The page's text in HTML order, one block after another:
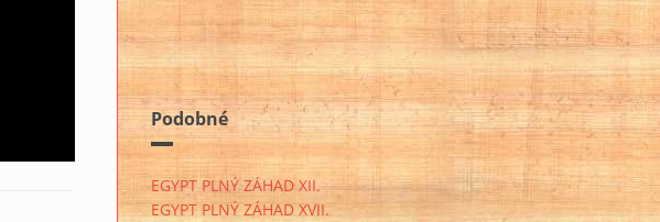
Podobné
EGYPT PLNÝ ZÁHAD XII.
EGYPT PLNÝ ZÁHAD XVII.